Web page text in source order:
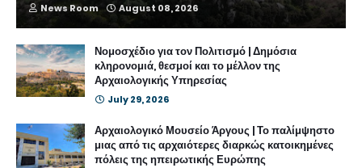
News Room August 08, 2026
Νομοσχέδιο για τον Πολιτισμό | Δημόσια
κληρονομιά, θεσμοί και το μέλλον της
Αρχαιολογικής Υπηρεσίας
July 29, 2026
Αρχαιολογικό Μουσείο Άργους | Το παλίμψηστο
μιας από τις αρχαιότερες διαρκώς κατοικημένες
πόλεις της ηπειρωτικής Ευρώπης